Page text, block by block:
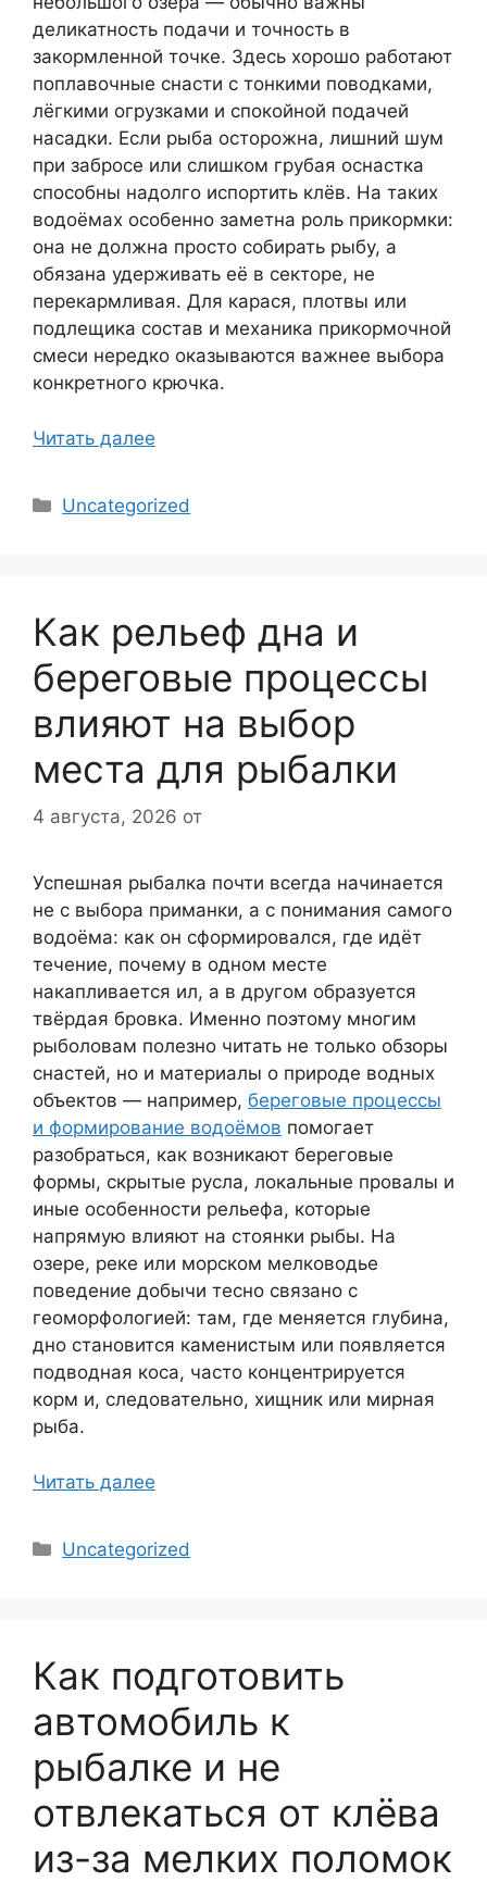
деликатность подачи и точность в
закормленной точке. Здесь хорошо работают
поплавочные снасти с тонкими поводками,
лёгкими огрузками и спокойной подачей
насадки. Если рыба осторожна, лишний шум
при забросе или слишком грубая оснастка
способны надолго испортить клёв. На таких
водоёмах особенно заметна роль прикормки:
она не должна просто собирать рыбу, а
обязана удерживать её в секторе, не
перекармливая. Для карася, плотвы или
подлещика состав и механика прикормочной
смеси нередко оказываются важнее выбора
конкретного крючка.
Читать далее
Рубрики
Uncategorized
Как рельеф дна и
береговые процессы
влияют на выбор
места для рыбалки
4 августа, 2026 от
Успешная рыбалка почти всегда начинается
не с выбора приманки, а с понимания самого
водоёма: как он сформировался, где идёт
течение, почему в одном месте
накапливается ил, а в другом образуется
твёрдая бровка. Именно поэтому многим
рыболовам полезно читать не только обзоры
снастей, но и материалы о природе водных
объектов — например, береговые процессы
и формирование водоёмов помогает
разобраться, как возникают береговые
формы, скрытые русла, локальные провалы и
иные особенности рельефа, которые
напрямую влияют на стоянки рыбы. На
озере, реке или морском мелководье
поведение добычи тесно связано с
геоморфологией: там, где меняется глубина,
дно становится каменистым или появляется
подводная коса, часто концентрируется
корм и, следовательно, хищник или мирная
рыба.
Читать далее
Рубрики
Uncategorized
Как подготовить
автомобиль к
рыбалке и не
отвлекаться от клёва
из-за мелких поломок